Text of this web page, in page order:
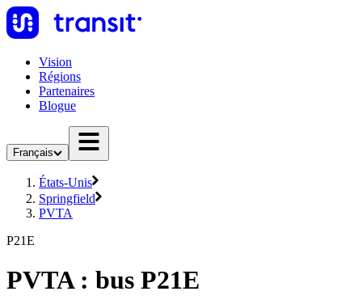
Vision
Régions
Partenaires
Blogue
Français
États-Unis
Springfield
PVTA
P21E
PVTA : bus P21E